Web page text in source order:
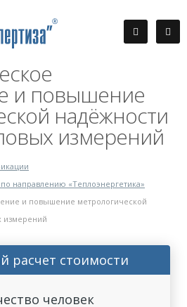
и повышение
надёжности
измерений
направлению «Теплоэнергетика»
и повышение метрологической
измерений
расчет стоимости
человек